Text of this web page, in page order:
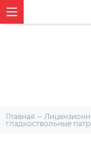
Главная
гладкоствольные